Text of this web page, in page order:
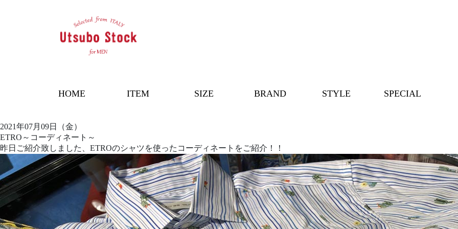
HOME ITEM SIZE BRAND STYLE SPECIAL
2021年07月09日（金）
ETRO～コーディネート～
昨日ご紹介致しました、ETROのシャツを使ったコーディネートをご紹介！！